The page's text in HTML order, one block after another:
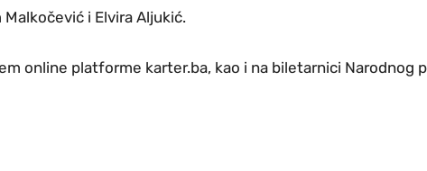
i Elvira Aljukić.
online platforme karter.ba, kao i na biletarnici Narodnog